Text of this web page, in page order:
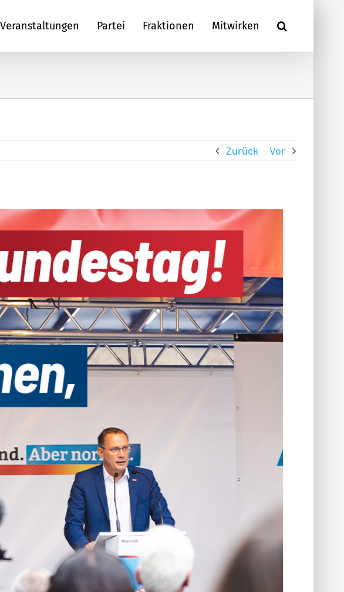
Veranstaltungen Partei Fraktionen Mitwirken
Zurück Vor